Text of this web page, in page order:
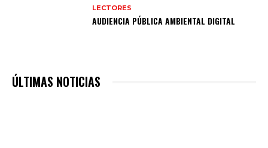
LECTORES
AUDIENCIA PÚBLICA AMBIENTAL DIGITAL
ÚLTIMAS NOTICIAS